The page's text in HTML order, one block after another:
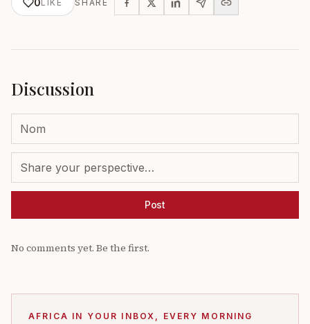
0 LIKE SHARE
Discussion
Post
No comments yet. Be the first.
AFRICA IN YOUR INBOX, EVERY MORNING